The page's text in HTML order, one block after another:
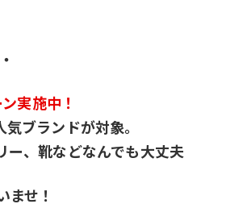
実施中！
ブランドが対象。
ー、靴などなんでも大丈夫
せ！